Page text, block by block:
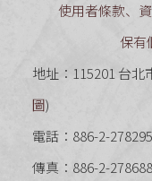
使用者條款、
保有
地址：115201 台北
圖)
電話：886-2-
傳真：886-2-